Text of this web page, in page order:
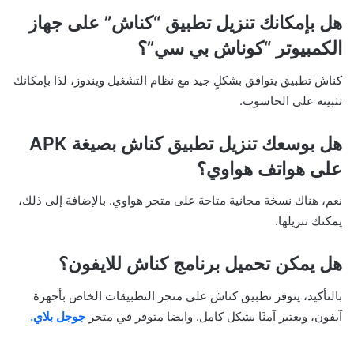
هل بإمكانك تنزيل تطبيق “كناش” على جهاز
الكمبيوتر “كوناش بي سي”؟
كناش تطبيق يتوافق بشكلٍ جيد مع نظام التشغيل ويندوز، لذا بإمكانك
تثبيته على الحاسوب.
هل بوسعك تنزيل تطبيق كناش بصيغة APK
على هواتف هواوي؟
نعم، هناك نسخة مجانية متاحة على متجر هواوي. بالإضافة إلى ذلك،
يمكنك تنزيلها.
هل يمكن تحميل برنامج كناش للايفون؟
بالتأكيد، يتوفر تطبيق كناش على متجر التطبيقات الخاص بأجهزة
آيفون، ويعتبر آمنًا بشكل كامل. وايضا متوفر في متجر جوجل بلاي.